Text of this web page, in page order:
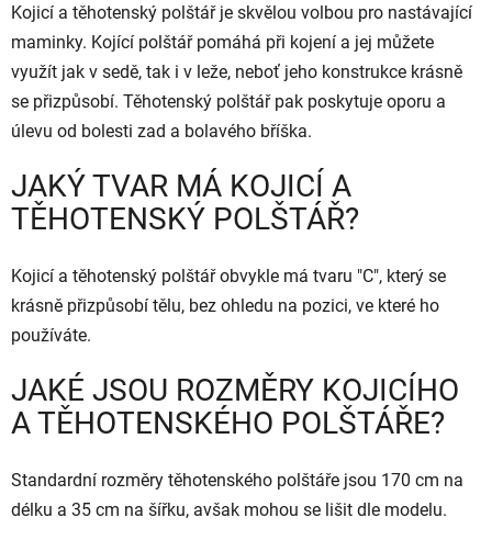
Kojicí a těhotenský polštář je skvělou volbou pro nastávající
maminky. Kojící polštář pomáhá při kojení a jej můžete
využít jak v sedě, tak i v leže, neboť jeho konstrukce krásně
se přizpůsobí. Těhotenský polštář pak poskytuje oporu a
úlevu od bolesti zad a bolavého bříška.
JAKÝ TVAR MÁ KOJICÍ A
TĚHOTENSKÝ POLŠTÁŘ?
Kojicí a těhotenský polštář obvykle má tvaru "C", který se
krásně přizpůsobí tělu, bez ohledu na pozici, ve které ho
používáte.
JAKÉ JSOU ROZMĚRY KOJICÍHO
A TĚHOTENSKÉHO POLŠTÁŘE?
Standardní rozměry těhotenského polštáře jsou 170 cm na
délku a 35 cm na šířku, avšak mohou se lišit dle modelu.